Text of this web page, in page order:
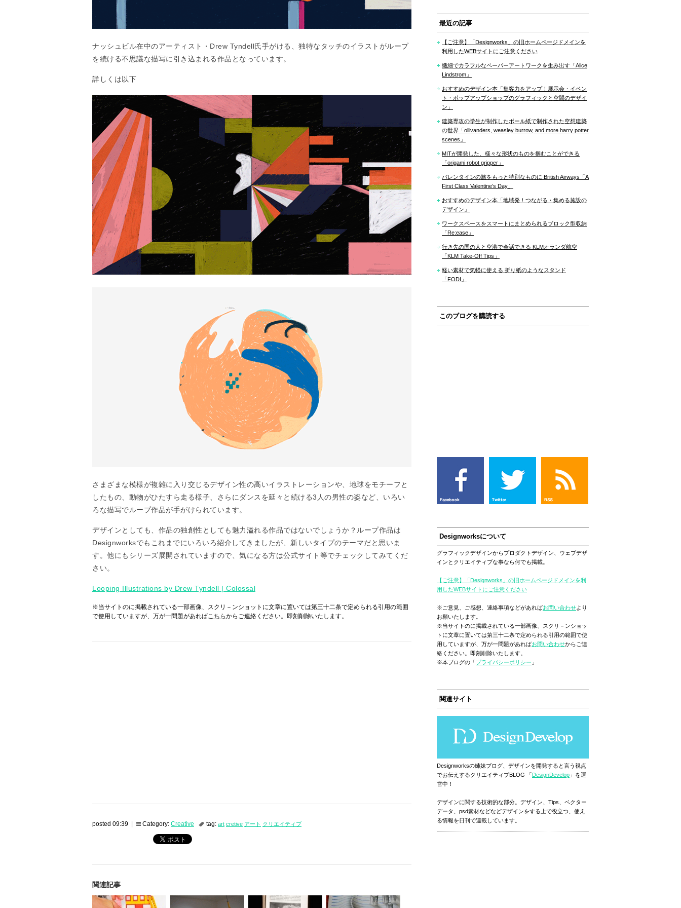
ナッシュビル在中のアーティスト・Drew Tyndell氏手がける、独特なタッチのイラストがループ
を続ける不思議な描写に引き込まれる作品となっています。
詳しくは以下
さまざまな模様が複雑に入り交じるデザイン性の高いイラストレーションや、地球をモチーフと
したもの、動物がひたすら走る様子、さらにダンスを延々と続ける3人の男性の姿など、いろい
ろな描写でループ作品が手がけられています。
デザインとしても、作品の独創性としても魅力溢れる作品ではないでしょうか？ループ作品は
Designworksでもこれまでにいろいろ紹介してきましたが、新しいタイプのテーマだと思いま
す。他にもシリーズ展開されていますので、気になる方は公式サイト等でチェックしてみてくだ
さい。
Looping Illustrations by Drew Tyndell | Colossal
※当サイトのに掲載されている一部画像、スクリ－ンショットに文章に置いては第三十二条で定められる引用の範囲
で使用していますが、万が一問題があればこちらからご連絡ください。即刻削除いたします。
posted 09:39 | Category: Creative tag: art cretive アート クリエイティブ
関連記事
最近の記事
【ご注意】「Designworks」の旧ホームページドメインを
利用したWEBサイトにご注意ください
繊細でカラフルなペーパーアートワークを生み出す「Alice
Lindstrom」
おすすめのデザイン本「集客力をアップ！展示会・イベン
ト・ポップアップショップのグラフィックと空間のデザイ
ン」
建築専攻の学生が制作したボール紙で制作された空想建築
の世界「ollivanders, weasley burrow, and more harry potter
scenes」
MITが開発した、様々な形状のものを掴むことができる
「origami robot gripper」
バレンタインの旅をもっと特別なものに British Airways「A
First Class Valentine’s Day」
おすすめのデザイン本「地域発！つながる・集める施設の
デザイン」
ワークスペースをスマートにまとめられるブロック型収納
「Re:ease」
行き先の国の人と空港で会話できる KLMオランダ航空
「KLM Take-Off Tips」
軽い素材で気軽に使える 折り紙のようなスタンド
「FODI」
このブログを購読する
Designworksについて
グラフィックデザインからプロダクトデザイン、ウェブデザ
インとクリエイティブな事なら何でも掲載。
【ご注意】「Designworks」の旧ホームページドメインを利
用したWEBサイトにご注意ください
※ご意見、ご感想、連絡事項などがあればお問い合わせより
お願いたします。
※当サイトのに掲載されている一部画像、スクリ－ンショッ
トに文章に置いては第三十二条で定められる引用の範囲で使
用していますが、万が一問題があればお問い合わせからご連
絡ください。即刻削除いたします。
※本ブログの「プライバシーポリシー 」
関連サイト
Designworksの姉妹ブログ、デザインを開発すると言う視点
でお伝えするクリエイティブBLOG 「DesignDevelop 」を運
営中！
デザインに関する技術的な部分。デザイン、Tips、ベクター
データ、psd素材などなどデザインをする上で役立つ、使え
る情報を日刊で連載しています。